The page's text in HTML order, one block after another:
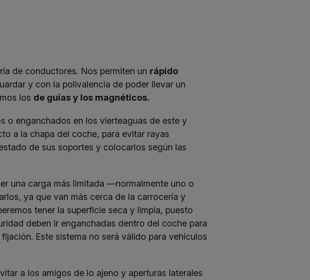
de conductores. Nos permiten un rápido
y con la polivalencia de poder llevar un
los de guías y los magnéticos.
o enganchados en los vierteaguas de este y
a la chapa del coche, para evitar rayas
de sus soportes y colocarlos según las
una carga más limitada —normalmente uno o
ya que van más cerca de la carrocería y
tener la superficie seca y limpia, puesto
deben ir enganchadas dentro del coche para
Este sistema no será válido para vehículos
a los amigos de lo ajeno y aperturas laterales